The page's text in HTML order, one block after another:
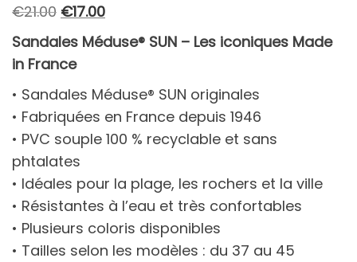
€21.00 Le
prix
initial
€21.00.
€17.00Le
prix
€17.00.
Sandales Méduse® SUN – Les iconiques Made
in France
• Sandales Méduse® SUN originales
• Fabriquées en France depuis 1946
• PVC souple 100 % recyclable et sans
phtalates
• Idéales pour la plage, les rochers et la ville
• Résistantes à l’eau et très confortables
• Plusieurs coloris disponibles
• Tailles selon les modèles : du 37 au 45